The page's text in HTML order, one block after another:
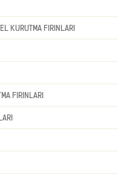
KURUTMA FIRINLARI
FIRINLARI